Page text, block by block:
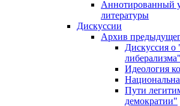
Аннотированный
литературы
Дискуссии
Архив
Дискуссия о
либерализма"
Идеология
Пути
демократии"